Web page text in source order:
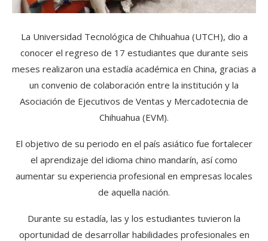
La Universidad Tecnológica de Chihuahua (UTCH), dio a
conocer el regreso de 17 estudiantes que durante seis
meses realizaron una estadía académica en China, gracias a
un convenio de colaboración entre la institución y la
Asociación de Ejecutivos de Ventas y Mercadotecnia de
Chihuahua (EVM).
El objetivo de su periodo en el país asiático fue fortalecer
el aprendizaje del idioma chino mandarín, así como
aumentar su experiencia profesional en empresas locales
de aquella nación.
Durante su estadía, las y los estudiantes tuvieron la
oportunidad de desarrollar habilidades profesionales en